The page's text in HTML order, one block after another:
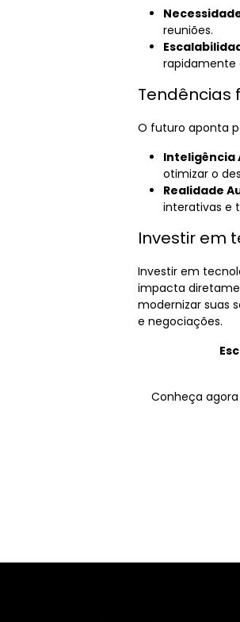
reuniões.
rapidamente
Tendências
O futuro aponta
Inteligência
otimizar o
Realidade
interativas e
Investir em
Investir em
impacta
modernizar suas
e negociações.
Conheça